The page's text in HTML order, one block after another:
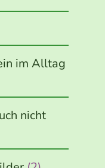
im Alltag
nicht